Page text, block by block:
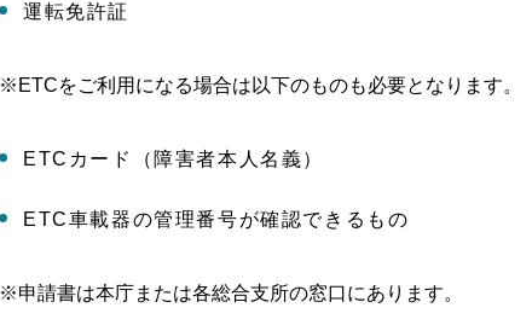
運転免許証
※ETCをご利用になる場合は以下のものも必要となります。
ETCカード（障害者本人名義）
ETC車載器の管理番号が確認できるもの
※申請書は本庁または各総合支所の窓口にあります。